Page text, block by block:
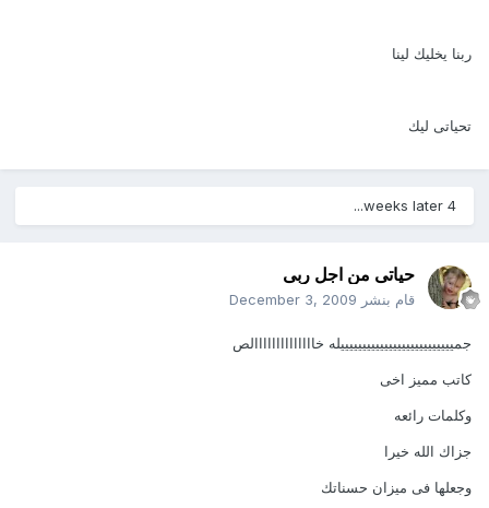
ربنا يخليك لينا
تحياتى ليك
4 weeks later...
حياتى من اجل ربى
قام بنشر December 3, 2009
جمييييييييييييييييييييييييييله خاااااااااااااالص
كاتب مميز اخى
وكلمات رائعه
جزاك الله خيرا
وجعلها فى ميزان حسناتك